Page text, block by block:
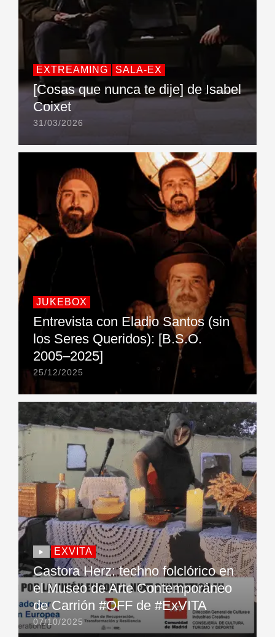
EXTREAMING SALA-EX
[Cosas que nunca te dije] de Isabel
Coixet
31/03/2026
JUKEBOX
Entrevista con Eladio Santos (sin
los Seres Queridos): [B.S.O.
2005–2025]
25/12/2025
EXVITA
Castora Herz: techno folclórico en
el Museo de Arte Contemporáneo
de Carrión #OFF de #ExVITA
07/10/2025